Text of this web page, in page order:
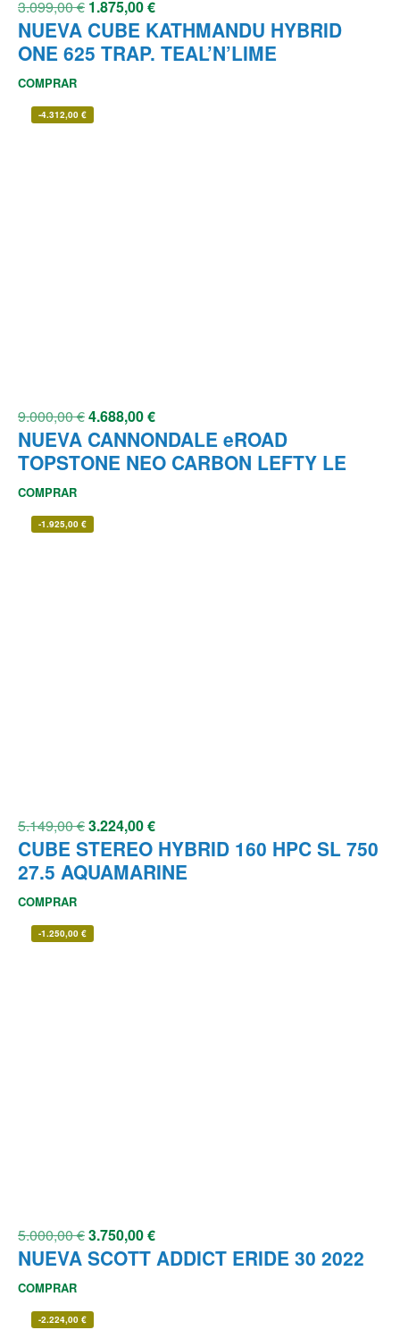
3.099,00€ 1.875,00€
NUEVA CUBE KATHMANDU HYBRID
ONE 625 TRAP. TEAL’N’LIME
COMPRAR
-4.312,00 €
9.000,00€4.688,00€
NUEVA CANNONDALE eROAD
TOPSTONE NEO CARBON LEFTY LE
COMPRAR
-1.925,00 €
5.149,00€3.224,00€
CUBE STEREO HYBRID 160 HPC SL 750
27.5 AQUAMARINE
COMPRAR
-1.250,00 €
5.000,00€3.750,00€
NUEVA SCOTT ADDICT ERIDE 30 2022
COMPRAR
-2.224,00 €